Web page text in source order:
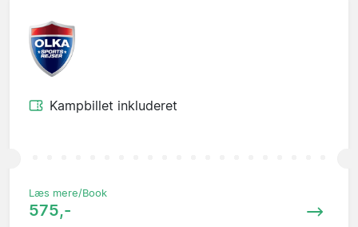
Kampbillet inkluderet
Læs mere/Book
575,-